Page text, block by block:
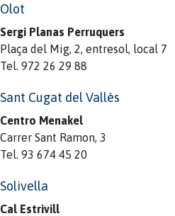
Olot
Sergi Planas Perruquers
Plaça del Mig, 2, entresol, local 7
Tel. 972 26 29 88
Sant Cugat del Vallès
Centro Menakel
Carrer Sant Ramon, 3
Tel. 93 674 45 20
Solivella
Cal Estrivill